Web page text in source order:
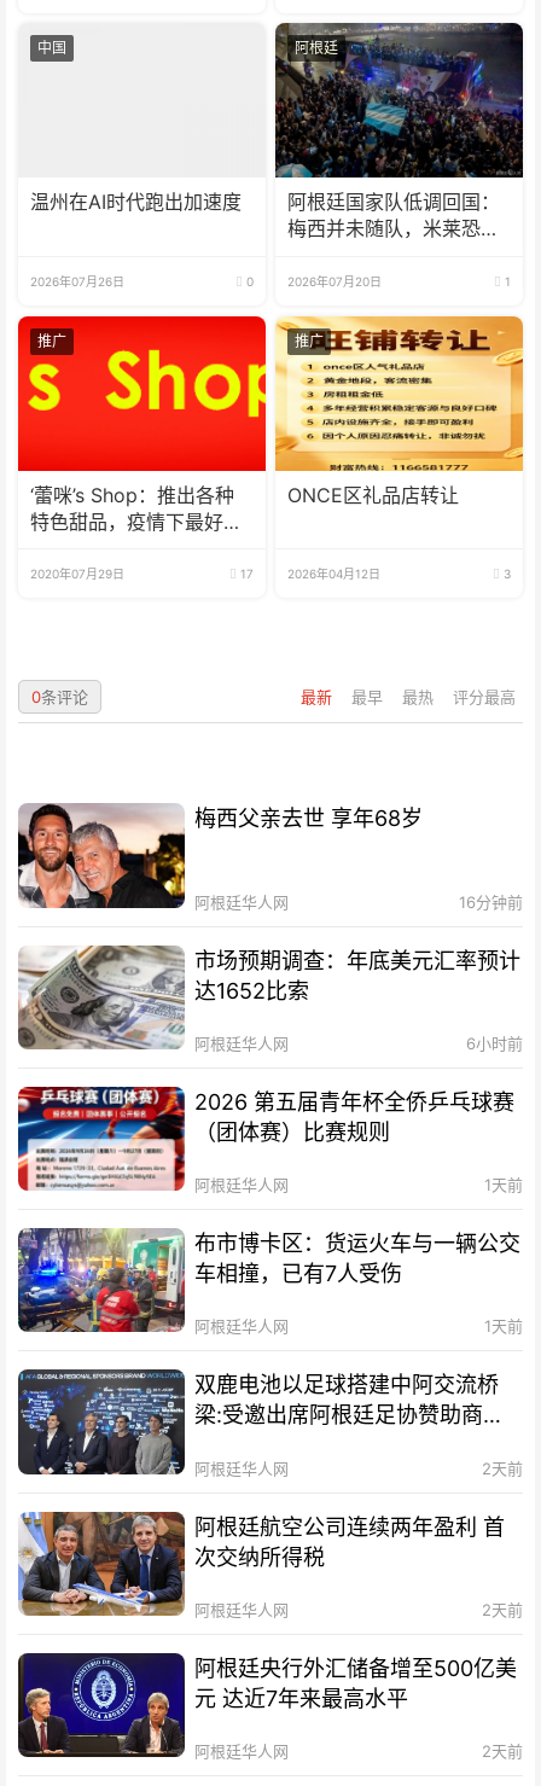
中国
温州在AI时代跑出加速度
2026年07月26日 0
阿根廷
阿根廷国家队低调回国：
梅西并未随队，米莱恐将
2026年07月20日 1
推广
‘蕾咪’s Shop：推出各种
特色甜品，疫情下最好的
2020年07月29日 17
推广
ONCE区礼品店转让
2026年04月12日 3
最新 最早 最热 评分最高
0条评论
梅西父亲去世 享年68岁
阿根廷华人网 16分钟前
市场预期调查：年底美元汇率预计
达1652比索
阿根廷华人网 6小时前
2026 第五届青年杯全侨乒乓球赛
（团体赛）比赛规则
阿根廷华人网 1天前
布市博卡区：货运火车与一辆公交
车相撞，已有7人受伤
阿根廷华人网 1天前
双鹿电池以足球搭建中阿交流桥
梁:受邀出席阿根廷足协赞助商招
阿根廷华人网 2天前
阿根廷航空公司连续两年盈利 首
次交纳所得税
阿根廷华人网 2天前
阿根廷央行外汇储备增至500亿美
元 达近7年来最高水平
阿根廷华人网 2天前